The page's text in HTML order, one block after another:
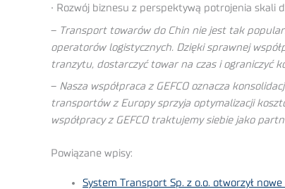
• Rozwój biznesu z perspektywą potrojenia skali
– Transport towarów do Chin nie jest tak
operatorów logistycznych. Dzięki sprawnej
tranzytu, dostarczyć towar na czas i ograniczyć
– Nasza współpraca z GEFCO oznacza
transportów z Europy sprzyja optymalizacji
współpracy z GEFCO traktujemy siebie jako
Powiązane wpisy:
System Transport Sp. z o.o. otworzył